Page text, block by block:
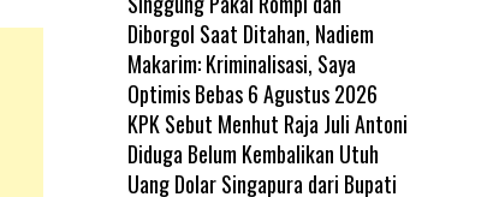
Diborgol Saat Ditahan, Nadiem
Makarim: Kriminalisasi, Saya
Optimis Bebas 6 Agustus 2026
KPK Sebut Menhut Raja Juli Antoni
Diduga Belum Kembalikan Utuh
Uang Dolar Singapura dari Bupati